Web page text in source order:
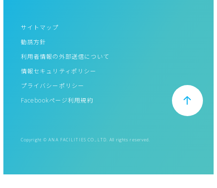
サイトマップ
勧誘方針
利用者情報の外部送信について
情報セキュリティポリシー
プライバシーポリシー
Facebookページ利用規約
Copyright © ANA FACILITIES CO.,LTD. All rights reserved.